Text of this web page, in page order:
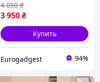
3 950₴
4 050 ₴
Купить
Eurogadgest 94%